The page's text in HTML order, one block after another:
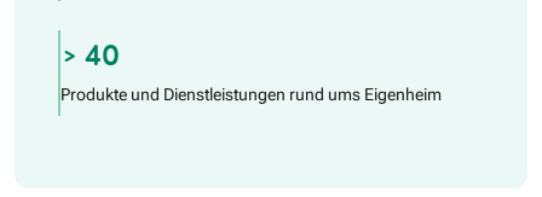
> 40
Produkte und Dienstleistungen rund ums Eigenheim